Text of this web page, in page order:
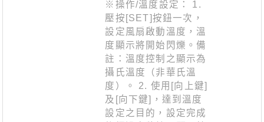
※操作/溫度設定： 1.
壓按[SET]按鈕一次，
設定風扇啟動溫度，溫
度顯示將開始閃爍。備
註：溫度控制之顯示為
攝氏溫度（非華氏溫
度）。 2. 使用[向上鍵]
及[向下鍵]，達到溫度
設定之目的，設定完成